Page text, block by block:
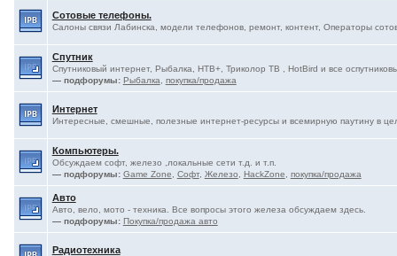
Сотовые телефоны.
Салоны связи Лабинска, модели телефонов, ремонт, контент, Операторы
Спутник
Спутниковый интернет, Рыбалка, НТВ+, Триколор ТВ , HotBird и все
— подфорумы: Рыбалка покупка/продажа
Интернет
Интересные, смешные, полезные интернет-ресурсы и всемирную паутину в
Компьютеры.
Обсуждаем софт, железо ,локальные сети т.д. и т.п.
— подфорумы: Game Zone Софт, Железо HackZone покупка/продажа
Авто
Авто, вело, мото - техника. Все вопросы этого железа обсуждаем здесь.
— подфорумы: Покупка/продажа авто
Радиотехника